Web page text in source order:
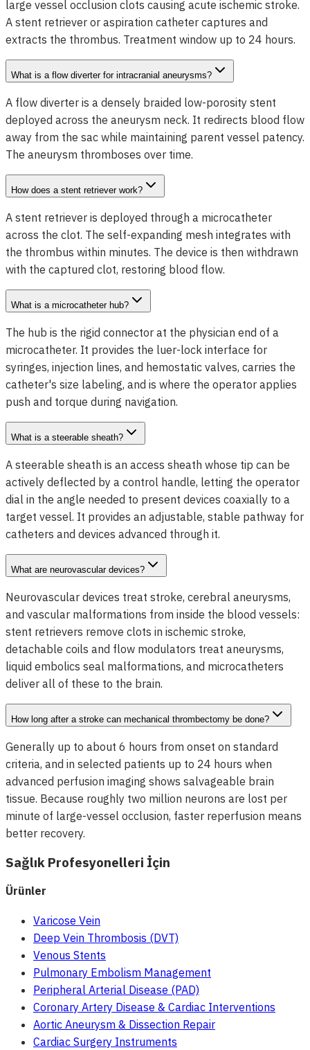
large vessel occlusion clots causing acute ischemic stroke.
A stent retriever or aspiration catheter captures and
extracts the thrombus. Treatment window up to 24 hours.
What is a flow diverter for intracranial aneurysms?
A flow diverter is a densely braided low-porosity stent
deployed across the aneurysm neck. It redirects blood flow
away from the sac while maintaining parent vessel patency.
The aneurysm thromboses over time.
How does a stent retriever work?
A stent retriever is deployed through a microcatheter
across the clot. The self-expanding mesh integrates with
the thrombus within minutes. The device is then withdrawn
with the captured clot, restoring blood flow.
What is a microcatheter hub?
The hub is the rigid connector at the physician end of a
microcatheter. It provides the luer-lock interface for
syringes, injection lines, and hemostatic valves, carries the
catheter's size labeling, and is where the operator applies
push and torque during navigation.
What is a steerable sheath?
A steerable sheath is an access sheath whose tip can be
actively deflected by a control handle, letting the operator
dial in the angle needed to present devices coaxially to a
target vessel. It provides an adjustable, stable pathway for
catheters and devices advanced through it.
What are neurovascular devices?
Neurovascular devices treat stroke, cerebral aneurysms,
and vascular malformations from inside the blood vessels:
stent retrievers remove clots in ischemic stroke,
detachable coils and flow modulators treat aneurysms,
liquid embolics seal malformations, and microcatheters
deliver all of these to the brain.
How long after a stroke can mechanical thrombectomy be done?
Generally up to about 6 hours from onset on standard
criteria, and in selected patients up to 24 hours when
advanced perfusion imaging shows salvageable brain
tissue. Because roughly two million neurons are lost per
minute of large-vessel occlusion, faster reperfusion means
better recovery.
Sağlık Profesyonelleri İçin
Ürünler
Varicose Vein
Deep Vein Thrombosis (DVT)
Venous Stents
Pulmonary Embolism Management
Peripheral Arterial Disease (PAD)
Coronary Artery Disease & Cardiac Interventions
Aortic Aneurysm & Dissection Repair
Cardiac Surgery Instruments